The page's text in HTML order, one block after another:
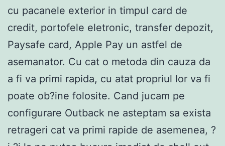
cu pacanele exterior in timpul card de
credit, portofele eletronic, transfer depozit,
Paysafe card, Apple Pay un astfel de
asemanator. Cu cat o metoda din cauza da
a fi va primi rapida, cu atat propriul lor va fi
poate ob?ine folosite. Cand jucam pe
configurare Outback ne asteptam sa exista
retrageri cat va primi rapide de asemenea, ?